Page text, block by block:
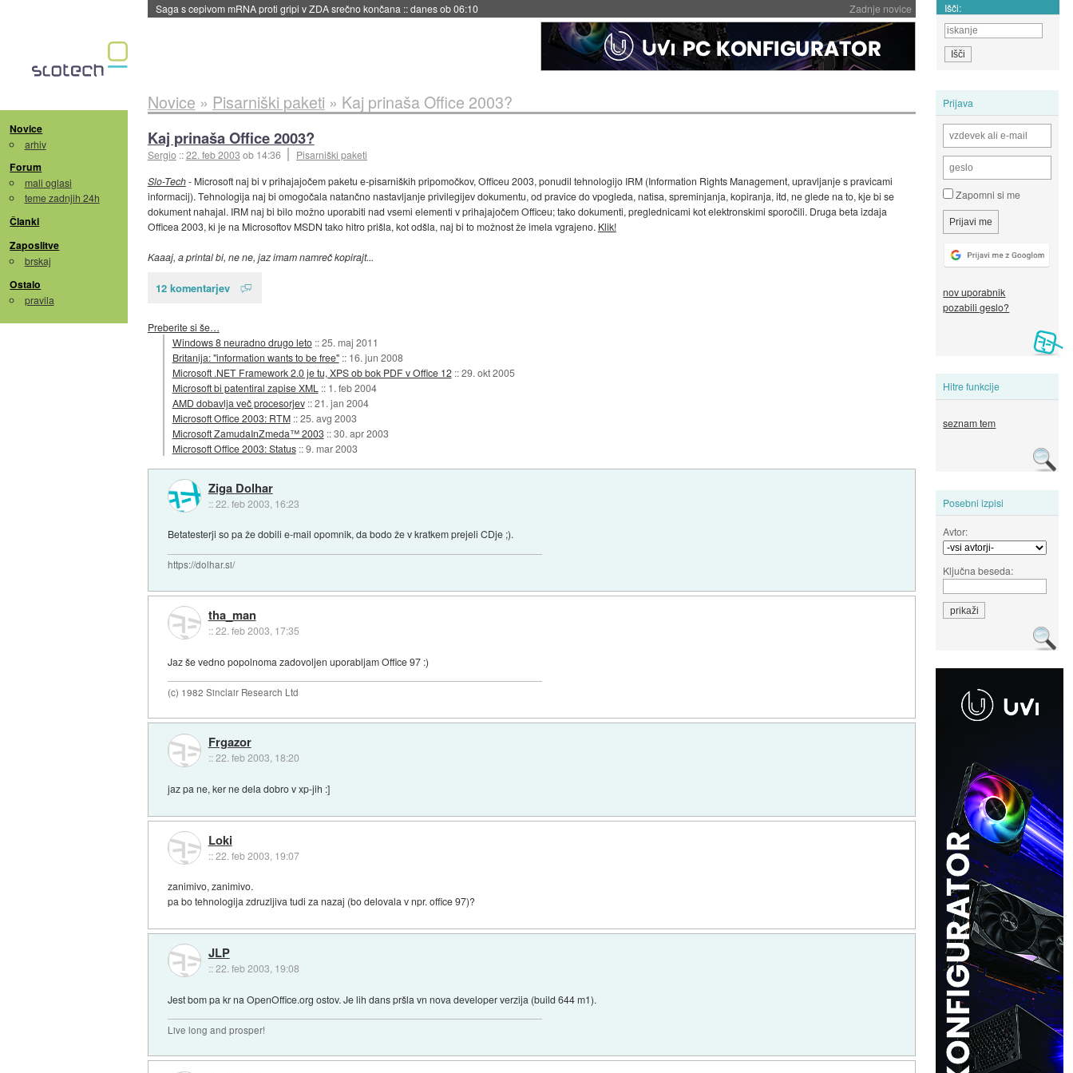
Zadnje novice
Saga s cepivom mRNA proti gripi v ZDA srečno končana ::danes ob 06:10 Išči:
Novice
arhiv
Forum
mali oglasi
teme zadnjih 24h
Članki
Zaposlitve
brskaj
Ostalo
pravila
Prijava
Zapomni si me
nov uporabnik
pozabili geslo?
Hitre funkcije
seznam tem
Posebni izpisi
Avtor:
Ključna beseda:
Novice » Pisarniški paketi » Kaj prinaša Office 2003?
Kaj prinaša Office 2003?
Sergio ::22. feb 2003 ob 14:36
Pisarniški paketi
Slo-Tech- Microsoft naj bi v prihajajočem paketu e-pisarniških pripomočkov, Officeu 2003, ponudil tehnologijo IRM (Information Rights Management, upravljanje s pravicami
informacij). Tehnologija naj bi omogočala natančno nastavljanje privilegijev dokumentu, od pravice do vpogleda, natisa, spreminjanja, kopiranja, itd, ne glede na to, kje bi se
dokument nahajal. IRM naj bi bilo možno uporabiti nad vsemi elementi v prihajajočem Officeu; tako dokumenti, preglednicami kot elektronskimi sporočili. Druga beta izdaja
Officea 2003, ki je na Microsoftov MSDN tako hitro prišla, kot odšla, naj bi to možnost že imela vgrajeno. Klik!
Kaaaj, a printal bi, ne ne, jaz imam namreč kopirajt...
12 komentarjev
Preberite si še…
Windows 8 neuradno drugo leto ::25. maj 2011
Britanija: "information wants to be free" :: 16. jun 2008
Microsoft .NET Framework 2.0 je tu, XPS ob bok PDF v Office 12 ::29. okt 2005
Microsoft bi patentiral zapise XML :: 1. feb 2004
AMD dobavlja več procesorjev ::21. jan 2004
Microsoft Office 2003: RTM ::25. avg 2003
Microsoft ZamudaInZmeda™ 2003 ::30. apr 2003
Microsoft Office 2003: Status ::9. mar 2003
Ziga Dolhar
::22. feb 2003, 16:23
Betatesterji so pa že dobili e-mail opomnik, da bodo že v kratkem prejeli CDje ;).
https://dolhar.si/
tha_man
::22. feb 2003, 17:35
Jaz še vedno popolnoma zadovoljen uporabljam Office 97 :)
(c) 1982 Sinclair Research Ltd
Frgazor
::22. feb 2003, 18:20
jaz pa ne, ker ne dela dobro v xp-jih :]
Loki
::22. feb 2003, 19:07
zanimivo, zanimivo.
pa bo tehnologija zdruzljiva tudi za nazaj (bo delovala v npr. office 97)?
JLP
::22. feb 2003, 19:08
Jest bom pa kr na OpenOffice.org ostov. Je lih dans pršla vn nova developer verzija (build 644 m1).
Live long and prosper!